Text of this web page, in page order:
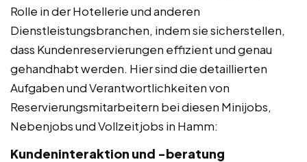
Rolle in der Hotellerie und anderen
Dienstleistungsbranchen, indem sie sicherstellen,
dass Kundenreservierungen effizient und genau
gehandhabt werden. Hier sind die detaillierten
Aufgaben und Verantwortlichkeiten von
Reservierungsmitarbeitern bei diesen Minijobs,
Nebenjobs und Vollzeitjobs in Hamm:
Kundeninteraktion und -beratung